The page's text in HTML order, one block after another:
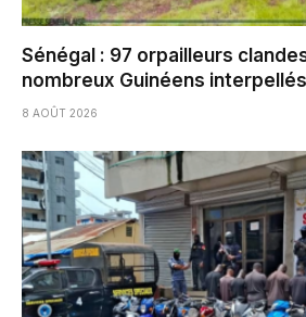
Sénégal : 97 orpailleurs
nombreux Guinéens interpellés
8 AOÛT 2026